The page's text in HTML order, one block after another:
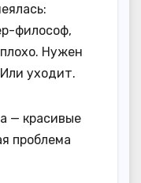
философ,
Нужен
уходит.
— красивые
проблема